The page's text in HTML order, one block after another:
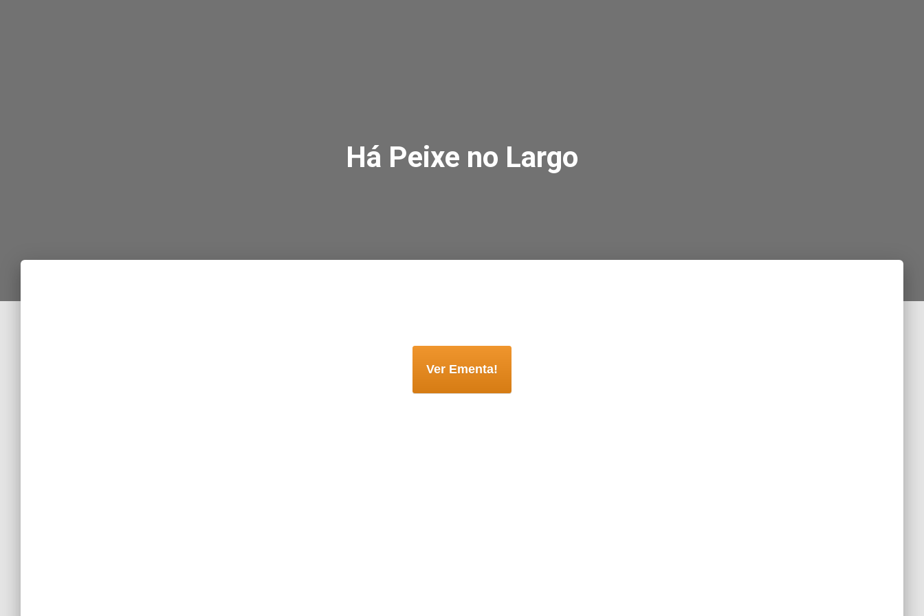
Há Peixe no Largo
Ver Ementa!